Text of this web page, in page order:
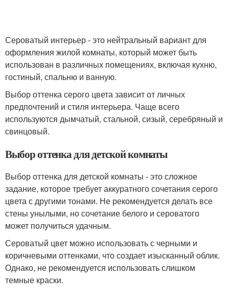
Сероватый интерьер - это нейтральный вариант для
оформления жилой комнаты, который может быть
использован в различных помещениях, включая кухню,
гостиный, спальню и ванную.
Выбор оттенка серого цвета зависит от личных
предпочтений и стиля интерьера. Чаще всего
используются дымчатый, стальной, сизый, серебряный и
свинцовый.
Выбор оттенка для детской комнаты
Выбор оттенка для детской комнаты - это сложное
задание, которое требует аккуратного сочетания серого
цвета с другими тонами. Не рекомендуется делать все
стены унылыми, но сочетание белого и сероватого
может получиться удачным.
Сероватый цвет можно использовать с черными и
коричневыми оттенками, что создает изысканный облик.
Однако, не рекомендуется использовать слишком
темные краски.